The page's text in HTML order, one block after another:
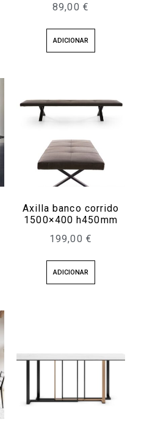
89,00 €
ADICIONAR
Axilla banco corrido
1500×400 h450mm
199,00 €
ADICIONAR